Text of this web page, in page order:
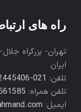
راه های
تهران- بزرگراه
ایران
تلفن: 021-22445406
تلفن همراه:
ایمیل: